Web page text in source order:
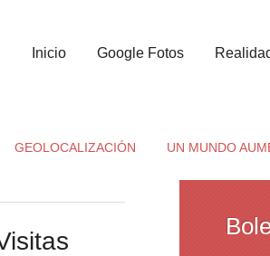
Inicio Google Fotos
GEOLOCALIZACIÓN UN MUNDO